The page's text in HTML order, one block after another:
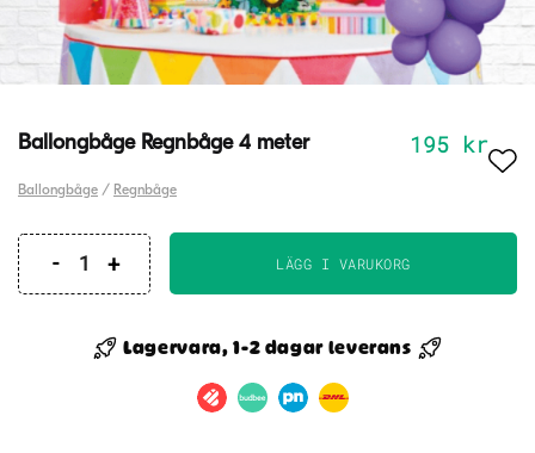
Ballongbåge Regnbåge 4 meter 195 kr
Ballongbåge / Regnbåge
Ballongbåge
meter
LÄGG I VARUKORG
Lagervara, 1-2 dagar leverans